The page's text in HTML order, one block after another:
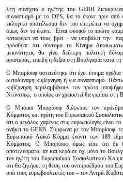
Στη συνέχεια ο ηγέτης του GERB
συνασπισμό με το DPS, θα το έκανε πριν από
εκλογικό αποτέλεσμα δεν του επιτρέπει να
όμως δεν το έκανε. "Είναι φυσικό το πρώτο
καταφέρει να τους βρει – να υποβάλει την
πρόσθεσε ότι σύντομα το Κίνημα
μειονότητας θα γίνει δεύτερη πολιτική
αριστεράς, επειδή η δεξιά στη Βουλγαρία κατά
Ο Μπορίσοφ αστειεύτηκε ότι έχει έτοιμα σχέδια
αυτοδύναμη κυβέρνηση ή για συνασπισμό.
κυβέρνηση περιλαμβάνουν τον πρώτο
Ντόντσεφ, ο οποίος αν χρειαστεί θα γυρίσει στη
Ο Μπόικο Μπορίσοφ διέψευσε τον πρόεδρο
Κόμματος και ηγέτη του Ευρωπαϊκού
ότι ο μεγάλος χαμένος στις ευρωεκλογές είναι
ανήκει το GERB. Σύμφωνα με τον Μπορίσοφ, το
Ευρωπαϊκό Λαϊκό Κόμμα έναντι των 189
Κόμματος. Ο Μπορίσοφ όμως είπε ότι δε
αποτελέσματα, αν και κέρδισε όχι μόνο το
τον ηγέτη του Ευρωπαϊκού Σοσιαλιστικού
ότι θα ζητήσει τη θέση του αντιπροέδρου του
από τους ευρωβουλευτές του – τον Αντρέι